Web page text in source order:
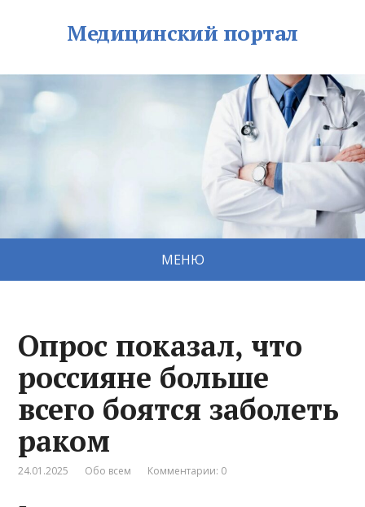
Медицинский портал
МЕНЮ
Опрос показал, что
россияне больше
всего боятся заболеть
раком
24.01.2025 Обо всем Комментарии: 0